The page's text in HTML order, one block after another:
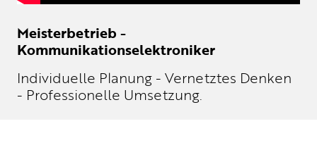
Meisterbetrieb -
Kommunikationselektroniker
Individuelle Planung - Vernetztes Denken
- Professionelle Umsetzung.